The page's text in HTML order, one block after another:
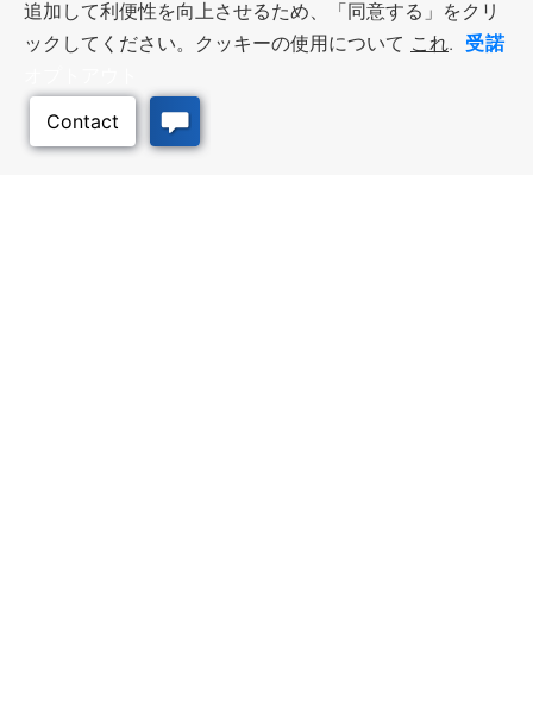
追加して利便性を向上させるため、「同意する」をクリ
ックしてください。クッキーの使用について これ. 受諾